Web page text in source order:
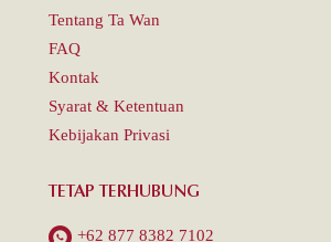
Tentang Ta Wan
FAQ
Kontak
Syarat & Ketentuan
Kebijakan Privasi
TETAP TERHUBUNG
+62 877 8382 7102